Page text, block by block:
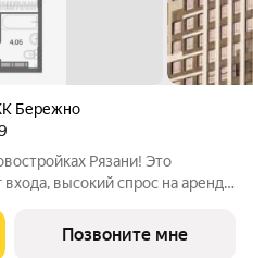
Бережно
Рязани! Это
высокий спрос на аренду
и
Позвоните мне